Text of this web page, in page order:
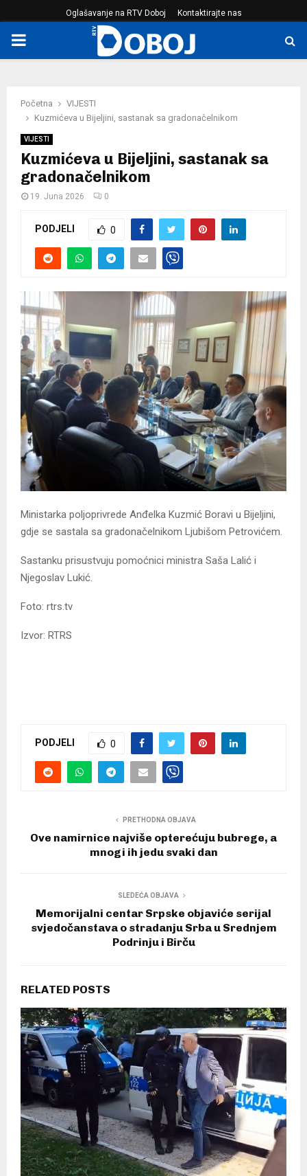
Oglašavanje na RTV Doboj Kontaktirajte nas
PRIMARY
Početna
VIJESTI
Kuzmićeva u Bijeljini, sastanak sa gradonačelnikom
VIJESTI
Kuzmićeva u Bijeljini, sastanak sa
gradonačelnikom
19. Juna 2026. 0
PODJELI 0
Ministarka poljoprivrede Anđelka Kuzmić Boravi u Bijeljini,
gdje se sastala sa gradonačelnikom Ljubišom Petrovićem.
Sastanku prisustvuju pomoćnici ministra Saša Lalić i
Njegoslav Lukić.
Foto: rtrs.tv
Izvor: RTRS
PODJELI 0
PRETHODNA OBJAVA
Ove namirnice najviše opterećuju bubrege, a
mnogi ih jedu svaki dan
SLEDEĆA OBJAVA
Memorijalni centar Srpske objaviće serijal
svjedočanstava o stradanju Srba u Srednjem
Podrinju i Birču
RELATED POSTS